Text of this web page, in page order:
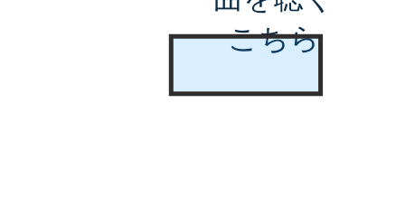
こちら